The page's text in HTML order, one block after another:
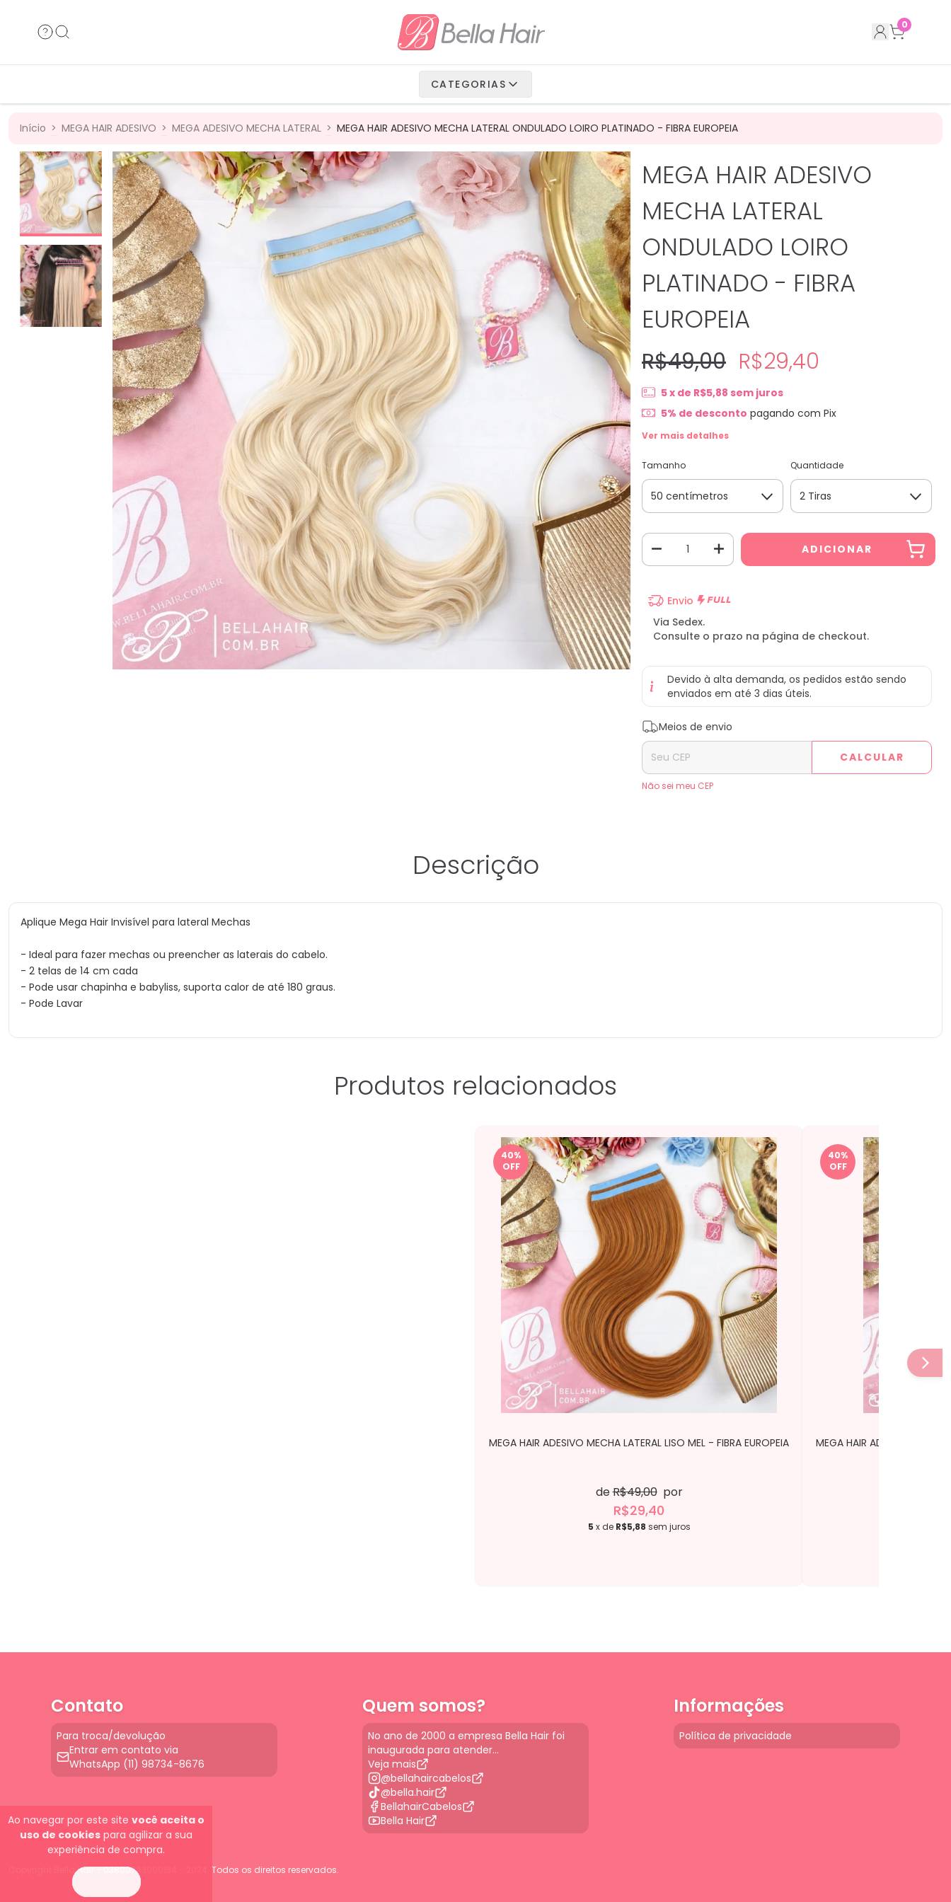
0
CATEGORIAS
Ao navegar por este site você aceita o
uso de cookies para agilizar a sua
experiência de compra.
Início > MEGA HAIR ADESIVO > MEGA ADESIVO MECHA LATERAL > MEGA HAIR ADESIVO MECHA LATERAL ONDULADO LOIRO PLATINADO - FIBRA EUROPEIA
40%
OFF
MEGA HAIR ADESIVO
MECHA LATERAL
ONDULADO LOIRO
PLATINADO - FIBRA
EUROPEIA
R$49,00 R$29,40
5x de R$5,88 sem juros
5% de desconto pagando com Pix
Ver mais detalhes
Tamanho Quantidade
Envio
Via Sedex.
Consulte o prazo na página de checkout.
Devido à alta demanda, os pedidos estão sendo
enviados em até 3 dias úteis.
Entregas para o CEP:
Meios de envio
CALCULAR
Não sei meu CEP
Descrição
Aplique Mega Hair Invisível para lateral Mechas
- Ideal para fazer mechas ou preencher as laterais do cabelo.
- 2 telas de 14 cm cada
- Pode usar chapinha e babyliss, suporta calor de até 180 graus.
- Pode Lavar
Produtos relacionados
40%
OFF
MEGA HAIR ADESIVO MECHA LATERAL LISO MEL - FIBRA EUROPEIA
deR$49,00 por
R$29,40
5 x de R$5,88 sem juros
40%
OFF
MEGA HAIR ADESIVO
Contato
Para troca/devolução
Entrar em contato via
WhatsApp (11) 98734-8676
Quem somos?
No ano de 2000 a empresa Bella Hair foi
inaugurada para atender...
Veja mais
@bellahaircabelos
@bella.hair
BellahairCabelos
Bella Hair
Informações
Política de privacidade
Copyright Bella Hair - 03800743000134 - 2024. Todos os direitos reservados.
G-JGLBD9PQ7E